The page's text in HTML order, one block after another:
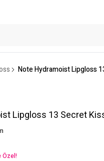
Note Hydramoist Lipgloss
Lipgloss 13 Secret
Özel!